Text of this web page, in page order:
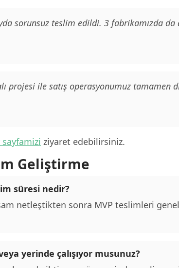
sorunsuz teslim edildi. 3 fabrikamızda da
projesi ile satış operasyonumuz tamamen
ziyaret edebilirsiniz.
Geliştirme
süresi nedir?
netleştikten sonra MVP teslimleri
yerinde çalışıyor musunuz?